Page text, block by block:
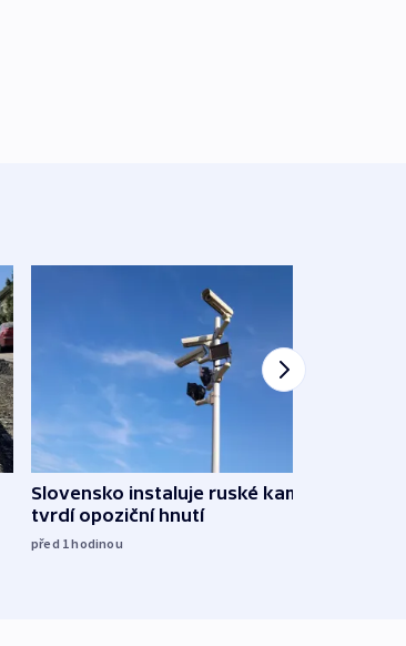
Slovensko instaluje ruské kamery,
tvrdí opoziční hnutí
před 1hodinou